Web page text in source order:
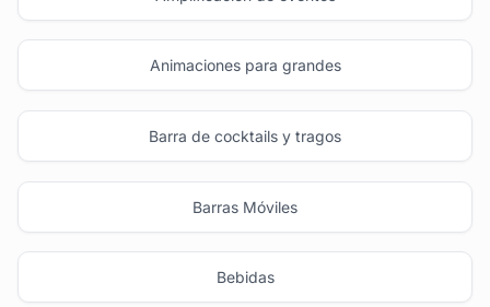
Animaciones para grandes
Barra de cocktails y tragos
Barras Móviles
Bebidas